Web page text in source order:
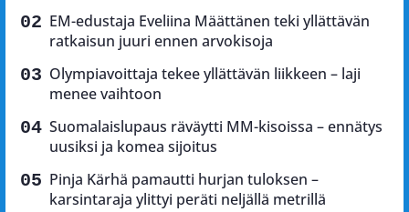
EM-edustaja Eveliina Määttänen teki yllättävän
ratkaisun juuri ennen arvokisoja
Olympiavoittaja tekee yllättävän liikkeen – laji
menee vaihtoon
Suomalaislupaus räväytti MM-kisoissa – ennätys
uusiksi ja komea sijoitus
Pinja Kärhä pamautti hurjan tuloksen –
karsintaraja ylittyi peräti neljällä metrillä